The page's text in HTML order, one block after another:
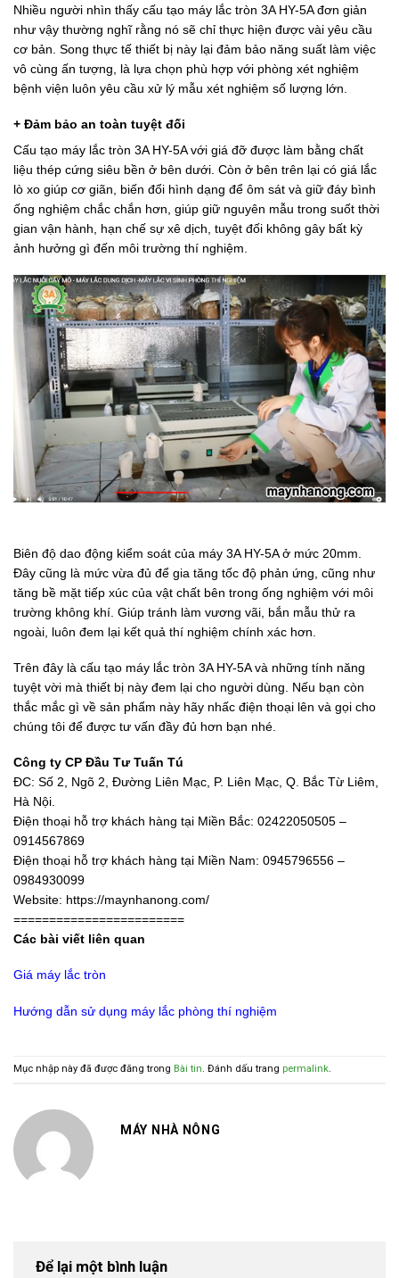
Nhiều người nhìn thấy cấu tạo máy lắc tròn 3A HY-5A đơn giản
như vậy thường nghĩ rằng nó sẽ chỉ thực hiện được vài yêu cầu
cơ bản. Song thực tế thiết bị này lại đảm bảo năng suất làm việc
vô cùng ấn tượng, là lựa chọn phù hợp với phòng xét nghiệm
bệnh viện luôn yêu cầu xử lý mẫu xét nghiệm số lượng lớn.
+ Đảm bảo an toàn tuyệt đối
Cấu tạo máy lắc tròn 3A HY-5A với giá đỡ được làm bằng chất
liệu thép cứng siêu bền ở bên dưới. Còn ở bên trên lại có giá lắc
lò xo giúp cơ giãn, biến đổi hình dạng để ôm sát và giữ đáy bình
ống nghiệm chắc chắn hơn, giúp giữ nguyên mẫu trong suốt thời
gian vận hành, hạn chế sự xê dịch, tuyệt đối không gây bất kỳ
ảnh hưởng gì đến môi trường thí nghiệm.
Biên độ dao động kiểm soát của máy 3A HY-5A ở mức 20mm.
Đây cũng là mức vừa đủ để gia tăng tốc độ phản ứng, cũng như
tăng bề mặt tiếp xúc của vật chất bên trong ống nghiệm với môi
trường không khí. Giúp tránh làm vương vãi, bắn mẫu thử ra
ngoài, luôn đem lại kết quả thí nghiệm chính xác hơn.
Trên đây là cấu tạo máy lắc tròn 3A HY-5A và những tính năng
tuyệt vời mà thiết bị này đem lại cho người dùng. Nếu bạn còn
thắc mắc gì về sản phẩm này hãy nhấc điện thoại lên và gọi cho
chúng tôi để được tư vấn đầy đủ hơn bạn nhé.
Công ty CP Đầu Tư Tuấn Tú
ĐC: Số 2, Ngõ 2, Đường Liên Mạc, P. Liên Mạc, Q. Bắc Từ Liêm,
Hà Nội.
Điện thoại hỗ trợ khách hàng tại Miền Bắc: 02422050505 –
0914567869
Điện thoại hỗ trợ khách hàng tại Miền Nam: 0945796556 –
0984930099
Website: https://maynhanong.com/
========================
Các bài viết liên quan
Giá máy lắc tròn
Hướng dẫn sử dụng máy lắc phòng thí nghiệm
Mục nhập này đã được đăng trong Bài tin. Đánh dấu trang permalink.
MÁY NHÀ NÔNG
Để lại một bình luận